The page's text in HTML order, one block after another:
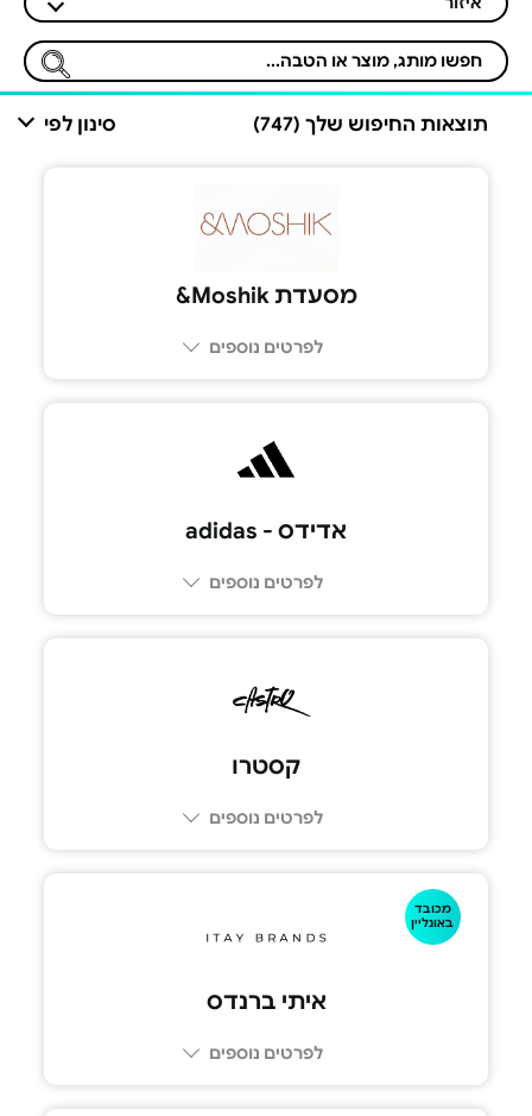
תוצאות החיפוש שלך (747) סינון לפי
מסעדת Moshik&
לפרטים נוספים
אדידס - adidas
לפרטים נוספים
קסטרו
לפרטים נוספים
מכובד
באונליין
איתי ברנדס
לפרטים נוספים